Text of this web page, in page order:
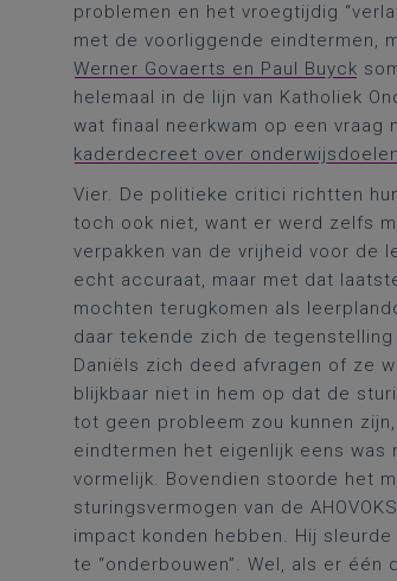
problemen en het vroegtijdig
met de voorliggende eindtermen,
Werner Govaerts en Paul Buyck
helemaal in de lijn van Katholiek
wat finaal neerkwam op een vraag
kaderdecreet over onderwijsdoelen
Vier. De politieke critici richtten
toch ook niet, want er werd zelfs
verpakken van de vrijheid voor de
echt accuraat, maar met dat
mochten terugkomen als
daar tekende zich de
Daniëls zich deed afvragen of ze
blijkbaar niet in hem op dat de
tot geen probleem zou kunnen
eindtermen het eigenlijk eens was
vormelijk. Bovendien stoorde het
sturingsvermogen van de
impact konden hebben. Hij
te “onderbouwen”. Wel, als er